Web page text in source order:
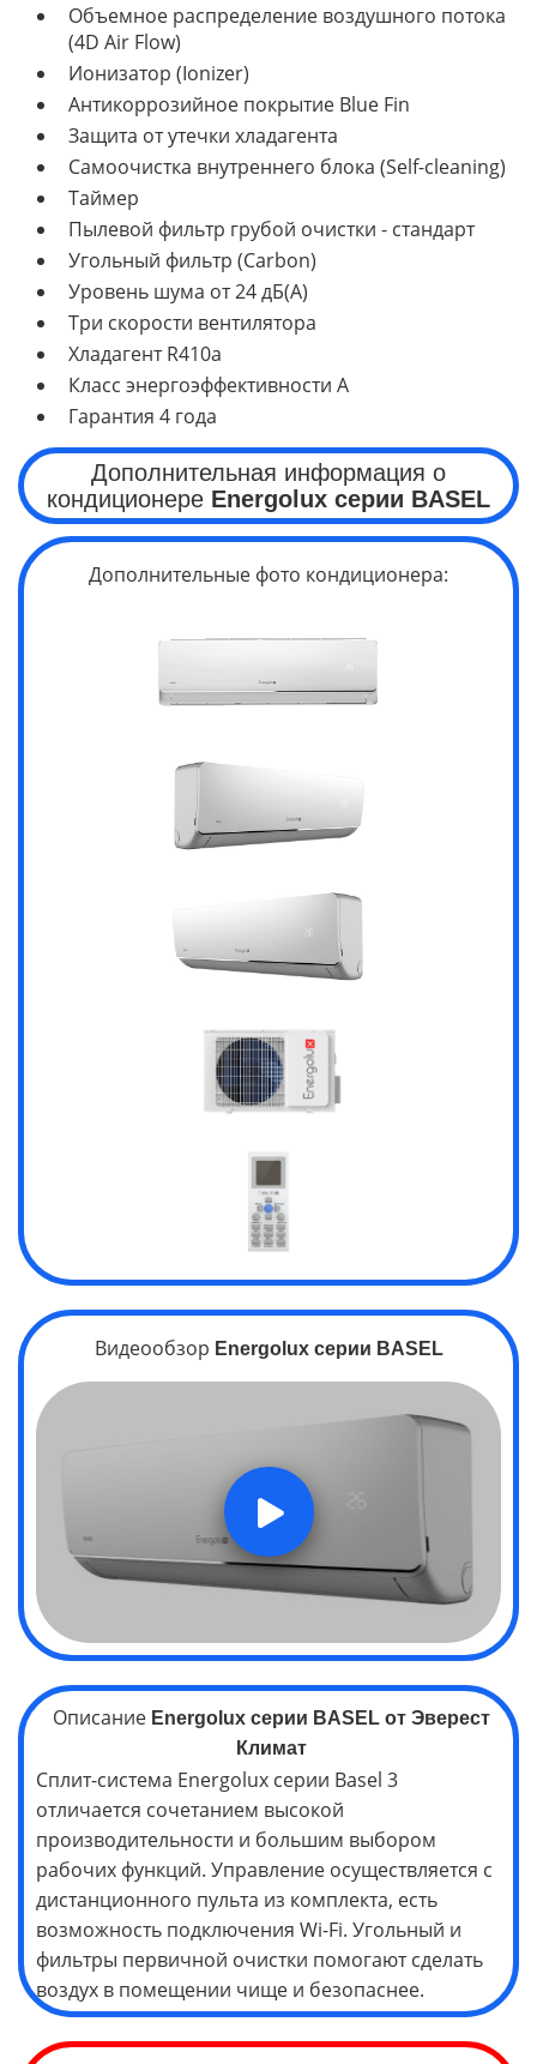
Объемное распределение воздушного потока
(4D Air Flow)
Ионизатор (Ionizer)
Антикоррозийное покрытие Blue Fin
Защита от утечки хладагента
Самоочистка внутреннего блока (Self-cleaning)
Таймер
Пылевой фильтр грубой очистки - стандарт
Угольный фильтр (Carbon)
Уровень шума от 24 дБ(А)
Три скорости вентилятора
Хладагент R410a
Класс энергоэффективности A
Гарантия 4 года
Дополнительная информация о
кондиционере Energolux серии BASEL
Дополнительные фото кондиционера:
Видеообзор Energolux серии BASEL
Описание Energolux серии BASEL от Эверест
Климат
Сплит-система Energolux серии Basel 3
отличается сочетанием высокой
производительности и большим выбором
рабочих функций. Управление осуществляется с
дистанционного пульта из комплекта, есть
возможность подключения Wi-Fi. Угольный и
фильтры первичной очистки помогают сделать
воздух в помещении чище и безопаснее.